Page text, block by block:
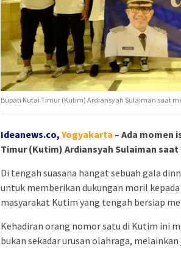
Bupati Kutai Timur (Kutim) Ardiansyah Sulaiman saat
Ideanews.co, Yogyakarta – Ada momen
Timur (Kutim) Ardiansyah Sulaiman
Di tengah suasana hangat sebuah gala
untuk memberikan dukungan moril
masyarakat Kutim yang tengah bersiap
Kehadiran orang nomor satu di Kutim ini
bukan sekadar urusan olahraga,